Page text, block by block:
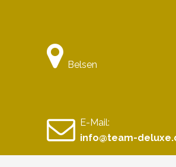
Belsen
E-Mail:
info@team-